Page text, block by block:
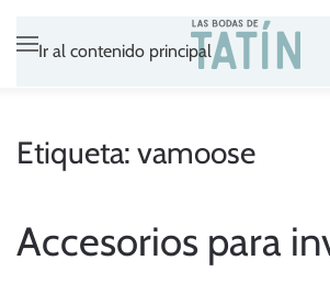
Ir al contenido principal
Etiqueta: vamoose
Accesorios para